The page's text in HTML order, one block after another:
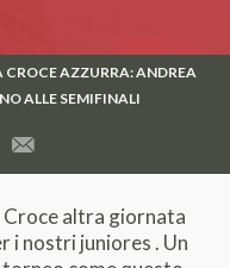
CROCE AZZURRA: ANDREA
ALLE SEMIFINALI
Croce altra giornata
i nostri juniores . Un